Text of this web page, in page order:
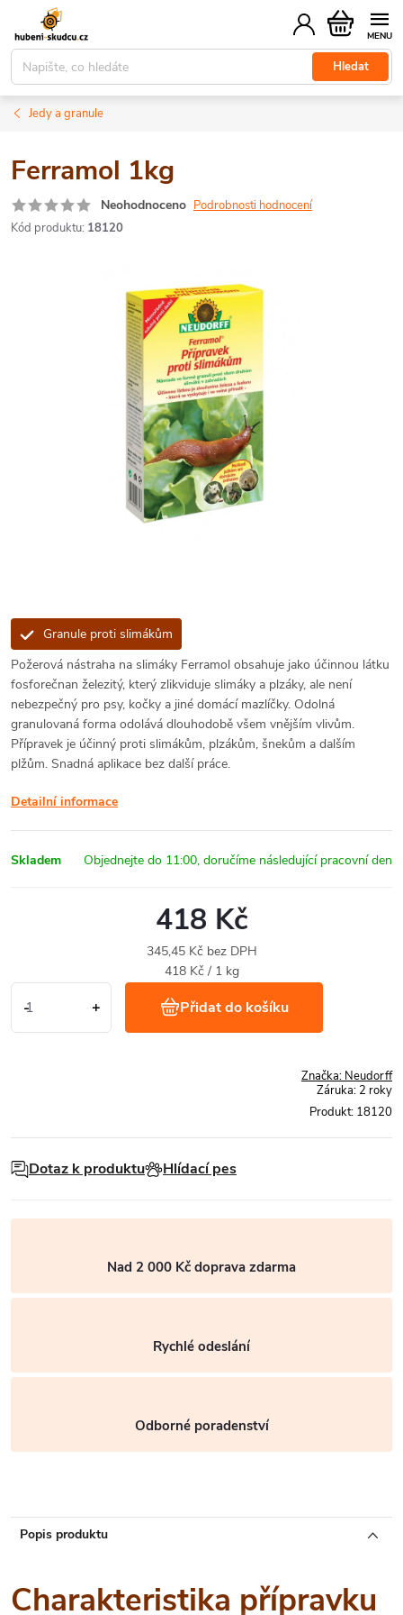
obsah
Hledat
Nákupní
košík
Jedy a granule
Ferramol 1kg
Neohodnoceno Podrobnosti hodnocení
Kód produktu: 18120
Granule proti slimákům
Požerová nástraha na slimáky Ferramol obsahuje jako účinnou látku
fosforečnan železitý, který zlikviduje slimáky a plzáky, ale není
nebezpečný pro psy, kočky a jiné domácí mazlíčky. Odolná
granulovaná forma odolává dlouhodobě všem vnějším vlivům.
Přípravek je účinný proti slimákům, plzákům, šnekům a dalším
plžům. Snadná aplikace bez další práce.
Detailní informace
Skladem
418 Kč
345,45 Kč bez DPH
Měrná
418 Kč / 1 kg
Přidat do košíku
Značka: Neudorff
Záruka: 2 roky
Produkt: 18120
Dotaz k produktu Hlídací pes
Nad 2 000 Kč doprava zdarma
Rychlé odeslání
Odborné poradenství
Popis produktu
Charakteristika přípravku